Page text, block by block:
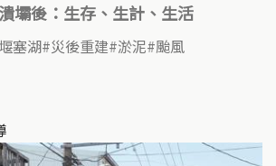
壩後：生存、生計、生活
堰塞湖 災後重建 淤泥 颱風